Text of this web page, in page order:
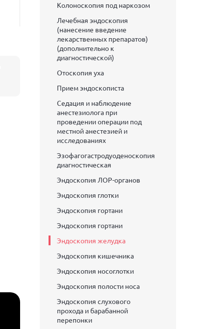
Колоноскопия под наркозом
Лечебная эндоскопия
(нанесение введение
лекарственных препаратов)
(дополнительно к
диагностической)
Отоскопия уха
Прием эндоскописта
Седация и наблюдение
анестезиолога при
проведении операции под
местной анестезией и
исследованиях
Эзофагогастродуоденоскопия
диагностическая
Эндоскопия ЛОР-органов
Эндоскопия глотки
Эндоскопия гортани
Эндоскопия гортани
Эндоскопия желудка
Эндоскопия кишечника
Эндоскопия носоглотки
Эндоскопия полости носа
Эндоскопия слухового
прохода и барабанной
перепонки